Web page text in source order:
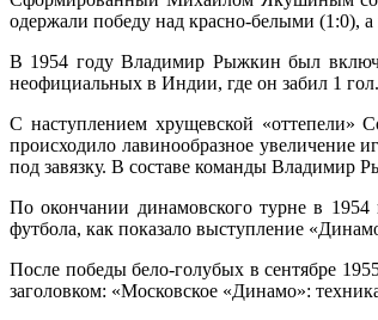
одержали победу над красно-белыми (1:0),
В 1954 году Владимир Рыжкин был
неофициальных в Индии, где он забил 1 гол.
С наступлением хрущевской «оттепели»
происходило лавинообразное увеличение
под завязку. В составе команды
По окончании динамовского турне в
футбола, как показало выступление
После победы бело-голубых в сентябре
заголовком: «Московское «Динамо»: